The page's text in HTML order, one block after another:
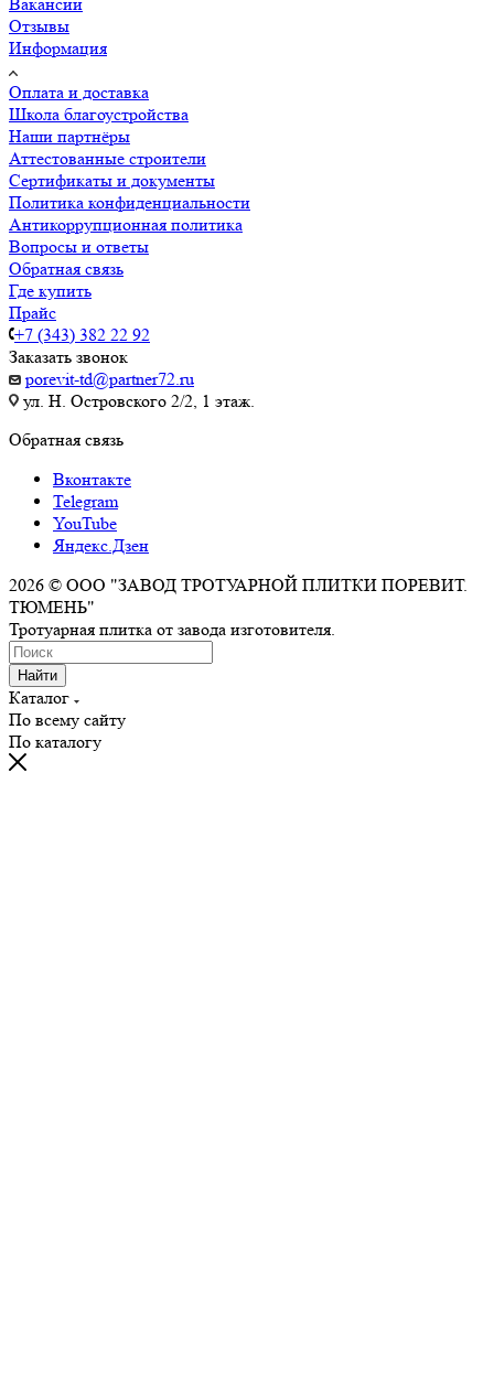
Отзывы
Информация
Оплата и доставка
Школа благоустройства
Наши партнёры
Аттестованные строители
Сертификаты и документы
Политика конфиденциальности
Антикоррупционная политика
Вопросы и ответы
Обратная связь
Где купить
Прайс
+7 (343) 382 22 92
Заказать звонок
porevit-td@partner72.ru
ул. Н. Островского 2/2, 1 этаж.
Обратная связь
Вконтакте
Telegram
YouTube
Яндекс.Дзен
2026 © ООО "ЗАВОД ТРОТУАРНОЙ ПЛИТКИ ПОРЕВИТ.
ТЮМЕНЬ"
Тротуарная плитка от завода изготовителя.
Найти
Каталог
По всему сайту
По каталогу